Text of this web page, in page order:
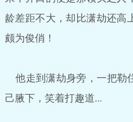
龄差距不大，却比潇劫还高
颇为俊俏！
他走到潇劫身旁，一把勒
己腋下，笑着打趣道...